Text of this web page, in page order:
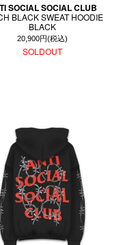
SOCIAL SOCIAL CLUB
BLACK SWEAT HOODIE
BLACK
20,900円(税込)
SOLDOUT